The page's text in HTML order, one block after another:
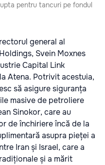
pentru tancuri pe fondul
general al
Svein Moxnes
Capital Link
Atena. Potrivit acestuia,
să asigure siguranța
masive de petroliere
Sinokor, care au
de închiriere încă de la
asupra pieței a
Iran și Israel, care a
și a mărit